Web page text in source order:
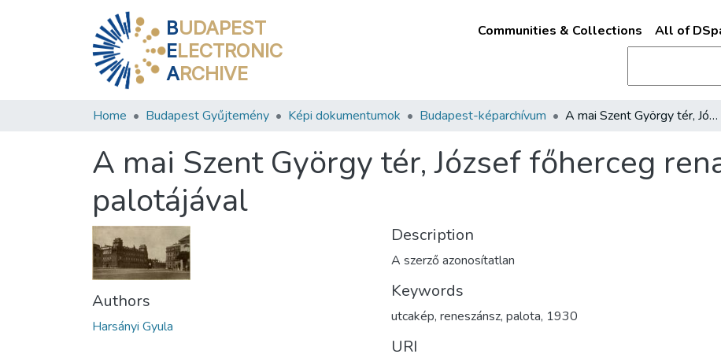
BUDAPEST
ELECTRONIC
ARCHIVE
Communities & Collections All of
Home Budapest Gyűjtemény Képi dokumentumok Budapest-képarchívum A mai Szent György tér, József főherceg renaissance stílusú palotájával
A mai Szent György tér, József főherceg
palotájával
Authors
Harsányi Gyula
Description
A szerző azonosítatlan
Keywords
utcakép, reneszánsz, palota, 1930
URI